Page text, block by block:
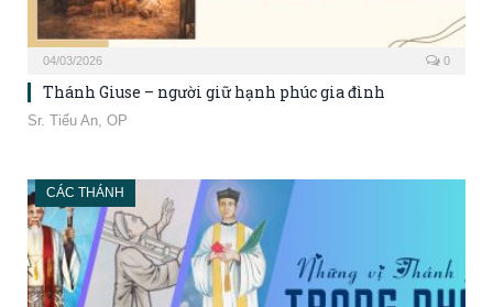
04/03/2026 0
Thánh Giuse – người giữ hạnh phúc gia đình
Sr. Tiểu An, OP
CÁC THÁNH